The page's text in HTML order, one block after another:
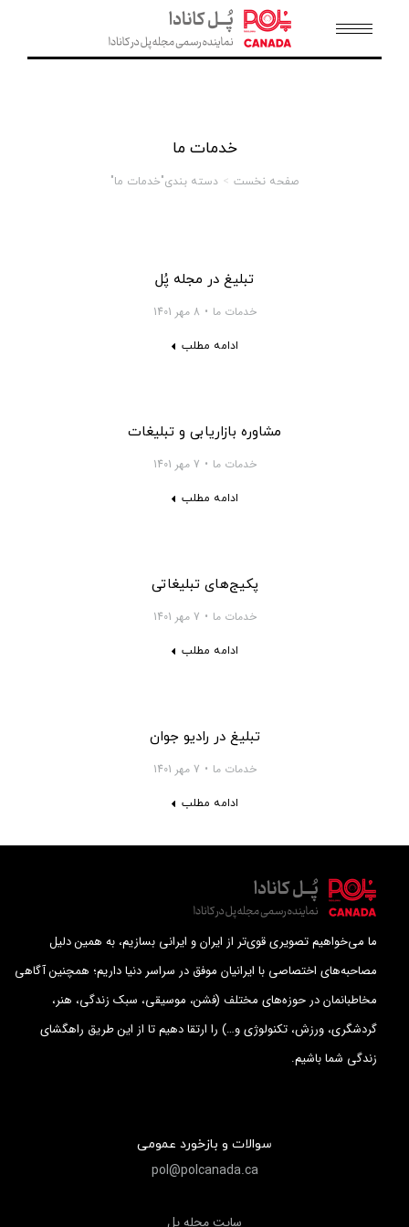
خدمات ما
صفحه نخست دسته بندی"خدمات ما"
تبلیغ در مجله پُل
خدمات ما 8 مهر 1401
ادامه مطلب
مشاوره بازاریابی و تبلیغات
خدمات ما 7 مهر 1401
ادامه مطلب
پکیج‌های تبلیغاتی
خدمات ما 7 مهر 1401
ادامه مطلب
تبلیغ در رادیو جوان
خدمات ما 7 مهر 1401
ادامه مطلب
ما می‌خواهیم تصویری قوی‌تر از ایران و ایرانی بسازیم، به همین دلیل
مصاحبه‌های اختصاصی با ایرانیان موفق در سراسر دنیا داریم؛ همچنین آگاهی
مخاطبانمان در حوزه‌های مختلف (فشن، موسیقی، سبک زندگی، هنر،
گردشگری، ورزش، تکنولوژی و…) را ارتقا دهیم تا از این طریق راهگشای
زندگی شما باشیم.
سوالات و بازخورد عمومی
pol@polcanada.ca
سايت مجله پل